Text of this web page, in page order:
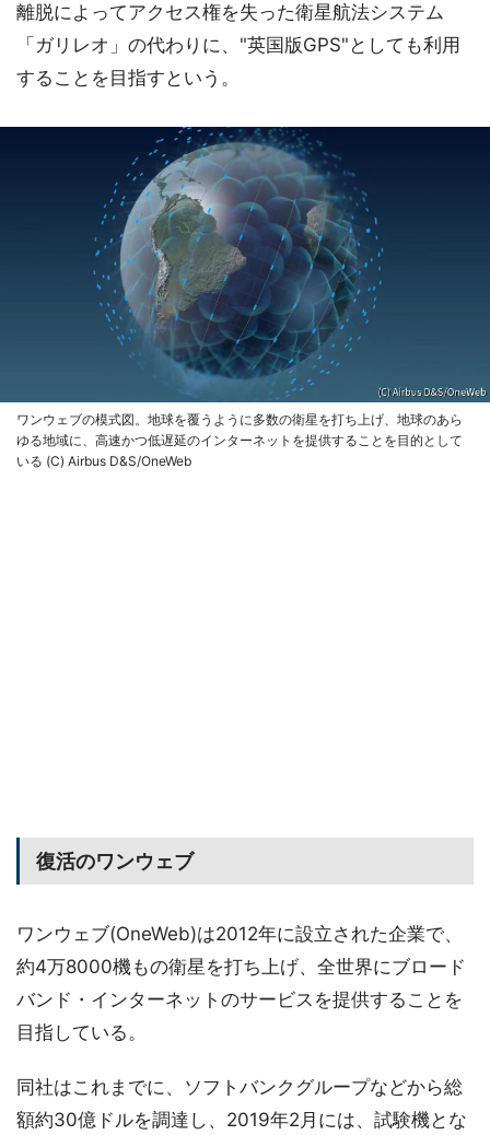
離脱によってアクセス権を失った衛星航法システム
「ガリレオ」の代わりに、"英国版GPS"としても利用
することを目指すという。
ワンウェブの模式図。地球を覆うように多数の衛星を打ち上げ、地球のあら
ゆる地域に、高速かつ低遅延のインターネットを提供することを目的として
いる (C) Airbus D&S/OneWeb
復活のワンウェブ
ワンウェブ(OneWeb)は2012年に設立された企業で、
約4万8000機もの衛星を打ち上げ、全世界にブロード
バンド・インターネットのサービスを提供することを
目指している。
同社はこれまでに、ソフトバンクグループなどから総
額約30億ドルを調達し、2019年2月には、試験機とな